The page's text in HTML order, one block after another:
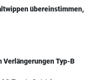
übereinstimmen,
Verlängerungen Typ-B